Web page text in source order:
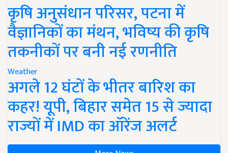
कृषि अनुसंधान परिसर, पटना में
वैज्ञानिकों का मंथन, भविष्य की कृषि
तकनीकों पर बनी नई रणनीति
Weather
अगले 12 घंटों के भीतर बारिश का
कहर! यूपी, बिहार समेत 15 से ज्यादा
राज्यों में IMD का ऑरेंज अलर्ट